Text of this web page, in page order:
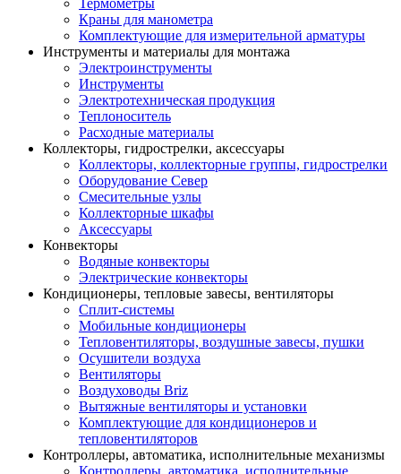
Термометры
Краны для манометра
Комплектующие для измерительной арматуры
Инструменты и материалы для монтажа
Электроинструменты
Инструменты
Электротехническая продукция
Теплоноситель
Расходные материалы
Коллекторы, гидрострелки, аксессуары
Коллекторы, коллекторные группы, гидрострелки
Оборудование Север
Смесительные узлы
Коллекторные шкафы
Аксессуары
Конвекторы
Водяные конвекторы
Электрические конвекторы
Кондиционеры, тепловые завесы, вентиляторы
Сплит-системы
Мобильные кондиционеры
Тепловентиляторы, воздушные завесы, пушки
Осушители воздуха
Вентиляторы
Воздуховоды Briz
Вытяжные вентиляторы и установки
Комплектующие для кондиционеров и
тепловентиляторов
Контроллеры, автоматика, исполнительные механизмы
Контроллеры, автоматика, исполнительные